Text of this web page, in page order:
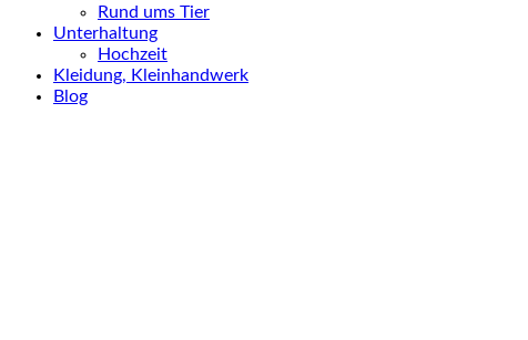
Rund ums Tier
Unterhaltung
Hochzeit
Kleidung, Kleinhandwerk
Blog